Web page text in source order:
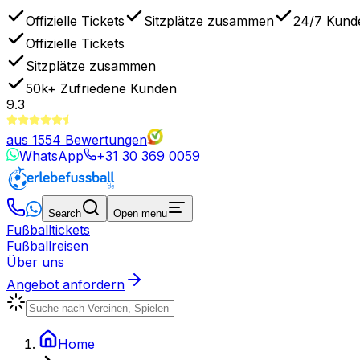
Offizielle Tickets Sitzplätze zusammen
24/7
Offizielle Tickets
Sitzplätze zusammen
50k+ Zufriedene Kunden
9.3
aus 1554 Bewertungen
WhatsApp
+31 30 369 0059
Search Open menu
Fußballtickets
Fußballreisen
Über uns
Angebot anfordern
Home